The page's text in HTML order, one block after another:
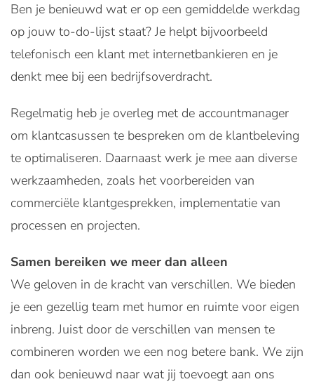
Ben je benieuwd wat er op een gemiddelde werkdag
op jouw to-do-lijst staat? Je helpt bijvoorbeeld
telefonisch een klant met internetbankieren en je
denkt mee bij een bedrijfsoverdracht.
Regelmatig heb je overleg met de accountmanager
om klantcasussen te bespreken om de klantbeleving
te optimaliseren. Daarnaast werk je mee aan diverse
werkzaamheden, zoals het voorbereiden van
commerciële klantgesprekken, implementatie van
processen en projecten.
Samen bereiken we meer dan alleen
We geloven in de kracht van verschillen. We bieden
je een gezellig team met humor en ruimte voor eigen
inbreng. Juist door de verschillen van mensen te
combineren worden we een nog betere bank. We zijn
dan ook benieuwd naar wat jij toevoegt aan ons